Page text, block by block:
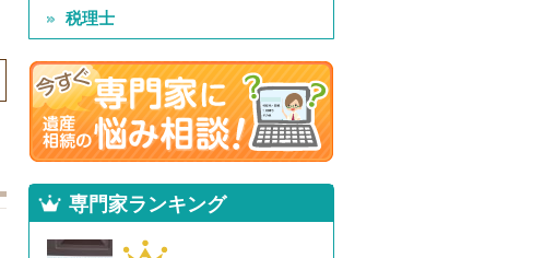
税理士
専門家ランキング